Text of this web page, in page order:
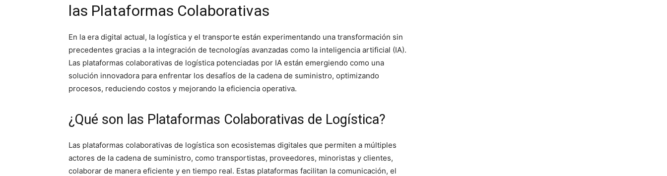
las Plataformas Colaborativas
En la era digital actual, la logística y el transporte están experimentando una transformación sin
precedentes gracias a la integración de tecnologías avanzadas como la inteligencia artificial (IA).
Las plataformas colaborativas de logística potenciadas por IA están emergiendo como una
solución innovadora para enfrentar los desafíos de la cadena de suministro, optimizando
procesos, reduciendo costos y mejorando la eficiencia operativa.
¿Qué son las Plataformas Colaborativas de Logística?
Las plataformas colaborativas de logística son ecosistemas digitales que permiten a múltiples
actores de la cadena de suministro, como transportistas, proveedores, minoristas y clientes,
colaborar de manera eficiente y en tiempo real. Estas plataformas facilitan la comunicación, el